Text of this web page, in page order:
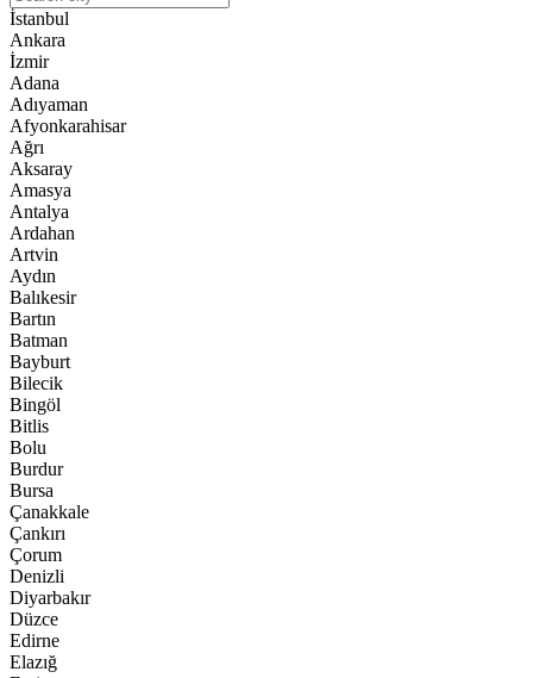
İstanbul
Ankara
İzmir
Adana
Adıyaman
Afyonkarahisar
Ağrı
Aksaray
Amasya
Antalya
Ardahan
Artvin
Aydın
Balıkesir
Bartın
Batman
Bayburt
Bilecik
Bingöl
Bitlis
Bolu
Burdur
Bursa
Çanakkale
Çankırı
Çorum
Denizli
Diyarbakır
Düzce
Edirne
Elazığ